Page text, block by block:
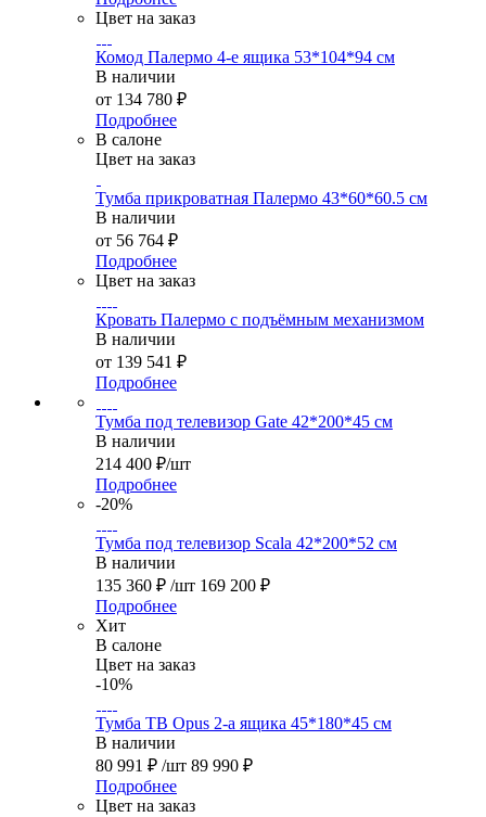
Цвет на заказ
Комод Палермо 4-е ящика 53*104*94 см
В наличии
от 134 780 ₽
Подробнее
В салоне
Цвет на заказ
Тумба прикроватная Палермо 43*60*60.5 см
В наличии
от 56 764 ₽
Подробнее
Цвет на заказ
Кровать Палермо с подъёмным механизмом
В наличии
от 139 541 ₽
Подробнее
Тумба под телевизор Gate 42*200*45 см
В наличии
214 400 ₽/шт
Подробнее
-20%
Тумба под телевизор Scala 42*200*52 см
В наличии
135 360 ₽ /шт 169 200 ₽
Подробнее
Хит
В салоне
Цвет на заказ
-10%
Тумба ТВ Opus 2-а ящика 45*180*45 см
В наличии
80 991 ₽ /шт 89 990 ₽
Подробнее
Цвет на заказ